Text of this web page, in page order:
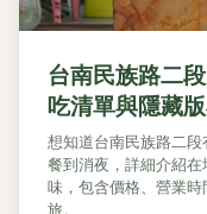
台南民族路二
吃清單與隱藏
想知道台南民族路二
餐到消夜，詳細介紹
味，包含價格、營業
旅。